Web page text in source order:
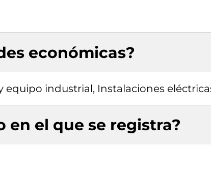
económicas?
industrial, Instalaciones
en el que se registra?